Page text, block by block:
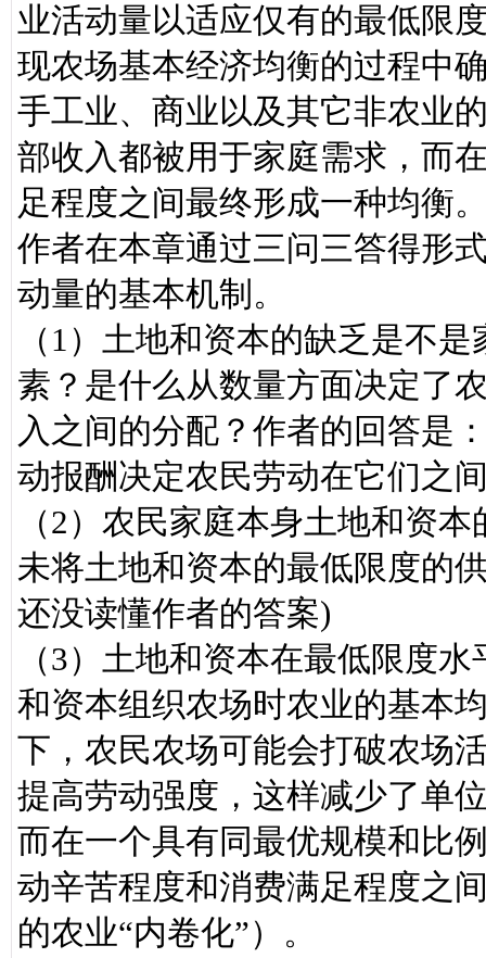
业活动量以适应仅有的最低限
现农场基本经济均衡的过程中
手工业、商业以及其它非农业
部收入都被用于家庭需求，而
足程度之间最终形成一种均衡
作者在本章通过三问三答得形
动量的基本机制。
（1）土地和资本的缺乏是不
素？是什么从数量方面决定了
入之间的分配？作者的回答是
动报酬决定农民劳动在它们之
（2）农民家庭本身土地和资
未将土地和资本的最低限度的
还没读懂作者的答案)
（3）土地和资本在最低限度
和资本组织农场时农业的基本
下，农民农场可能会打破农场
提高劳动强度，这样减少了单
而在一个具有同最优规模和比
动辛苦程度和消费满足程度之
的农业“内卷化”）。